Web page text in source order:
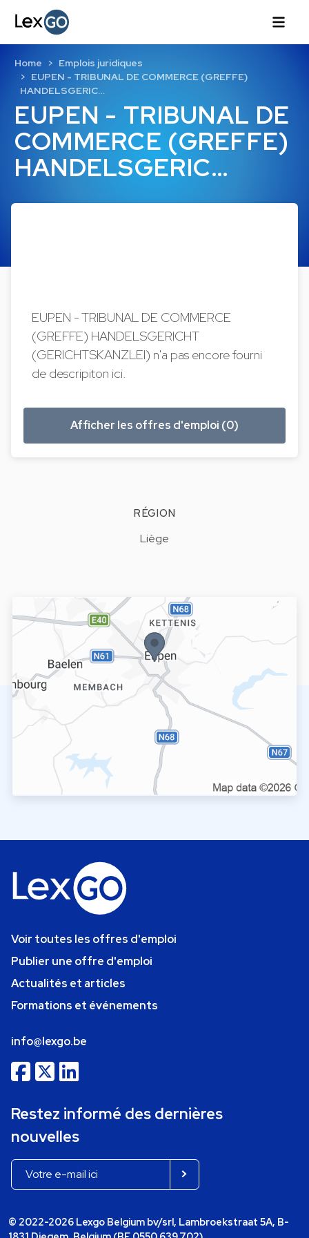
EUPEN - TRIBUNAL DE
COMMERCE (GREFFE)
HANDELSGERIC…
Home
Emplois juridiques
EUPEN - TRIBUNAL DE COMMERCE (GREFFE)
HANDELSGERIC…
EUPEN - TRIBUNAL DE COMMERCE
(GREFFE) HANDELSGERICHT
(GERICHTSKANZLEI) n'a pas encore fourni
de descripiton ici.
Afficher les offres d'emploi (0)
RÉGION
Liège
Voir toutes les offres d'emploi
Publier une offre d'emploi
Actualités et articles
Formations et événements
info@lexgo.be
Restez informé des dernières
nouvelles
© 2022-2026 Lexgo Belgium bv/srl, Lambroekstraat 5A, B-